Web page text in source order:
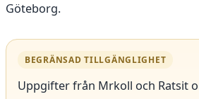
Göteborg.
BEGRÄNSAD TILLGÄNGLIGHET
Uppgifter från Mrkoll och Ratsit